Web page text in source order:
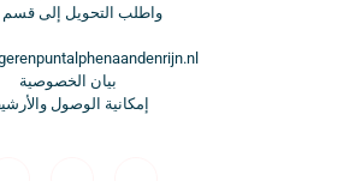
واطلب التحويل إلى قسم JIP.
بيان الخصوصية
إمكانية الوصول